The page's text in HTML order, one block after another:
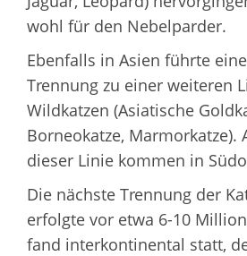
wohl für den Nebelparder.
Ebenfalls in Asien führte
Trennung zu einer weiteren
Wildkatzen (Asiatische
Borneokatze, Marmorkatze).
dieser Linie kommen in
Die nächste Trennung der
erfolgte vor etwa 6-10
fand interkontinental statt,